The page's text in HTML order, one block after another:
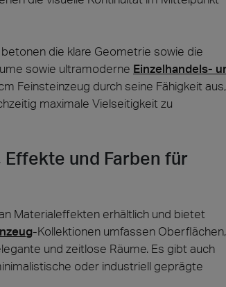
die klare Geometrie sowie die
sowie ultramoderne Einzelhandels-
Feinsteinzeug durch seine Fähigkeit aus,
maximale Vielseitigkeit zu
Effekte und Farben für
Materialeffekten erhältlich und bietet
-Kollektionen umfassen
und zeitlose Räume. Es gibt auch
oder industriell geprägte